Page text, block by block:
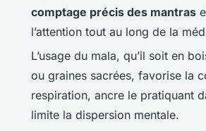
comptage précis des mantras
l’attention tout au long de la
L’usage du mala, qu’il soit en
ou graines sacrées, favorise la
respiration, ancre le pratiquant
limite la dispersion mentale.